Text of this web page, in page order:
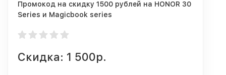
Промокод на скидку 1500 рублей на HONOR 30
Series и Magicbook series
Скидка: 1 500р.